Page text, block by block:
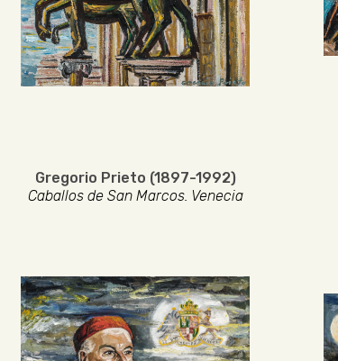
Gregorio Prieto (1897-1992)
Caballos de San Marcos. Venecia